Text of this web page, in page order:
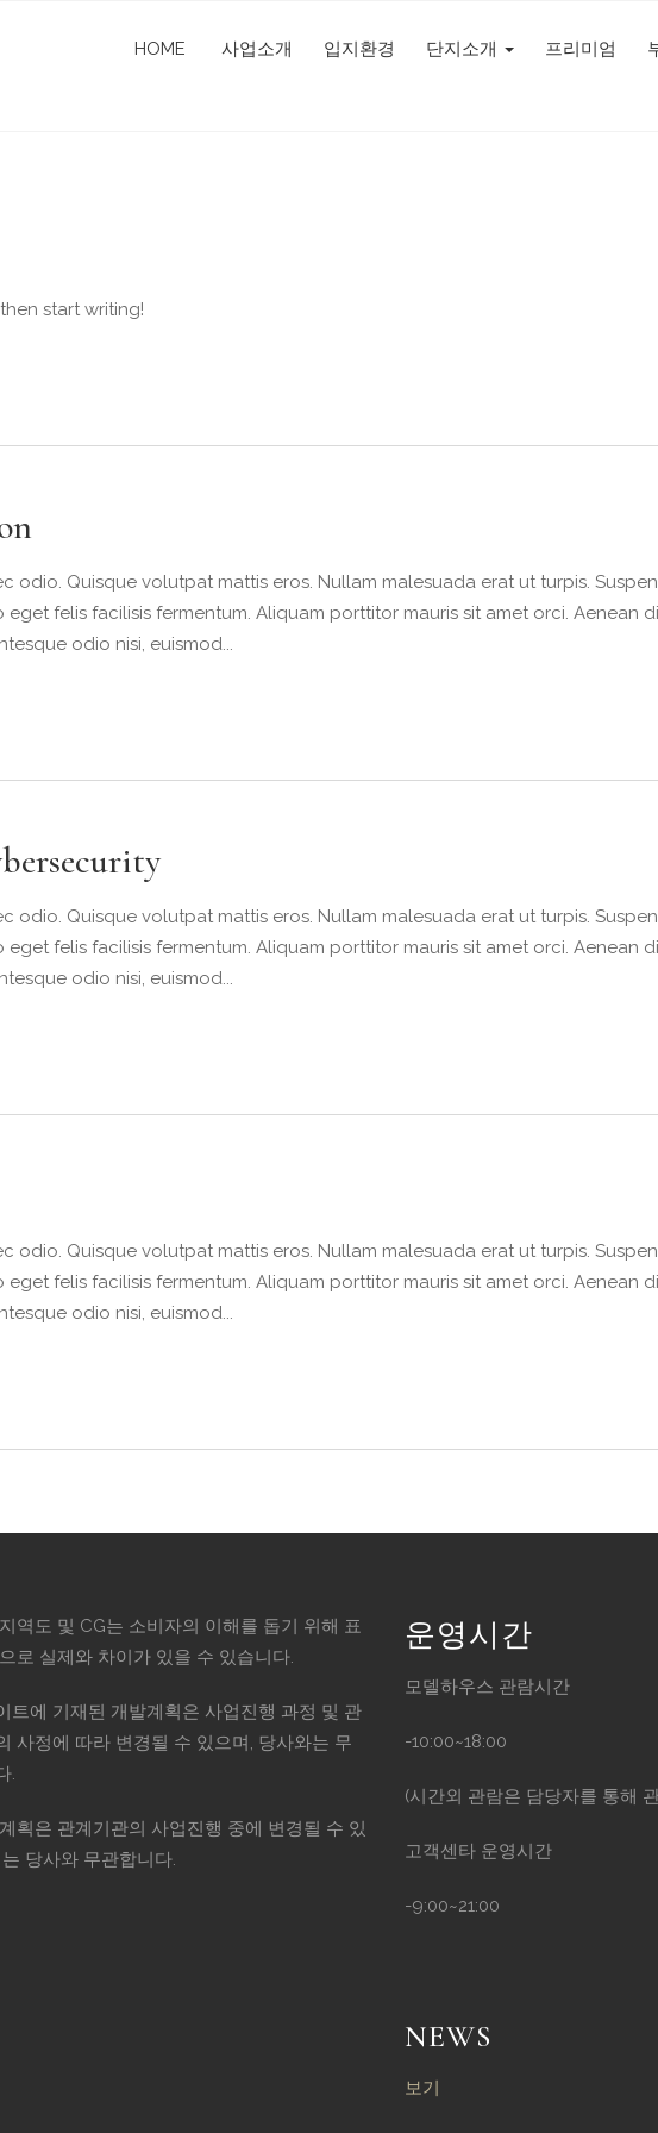
HOME 사업소개 입지환경 단지소개 프리미엄
start writing!
Quisque volutpat mattis eros. Nullam malesuada erat ut turpis.
felis facilisis fermentum. Aliquam porttitor mauris sit amet orci. Aenean
odio nisi, euismod...
Quisque volutpat mattis eros. Nullam malesuada erat ut turpis.
felis facilisis fermentum. Aliquam porttitor mauris sit amet orci. Aenean
odio nisi, euismod...
Quisque volutpat mattis eros. Nullam malesuada erat ut turpis.
felis facilisis fermentum. Aliquam porttitor mauris sit amet orci. Aenean
odio nisi, euismod...
역도 및 CG는 소비자의 이해를 돕기 위해 표
로 실제와 차이가 있을 수 있습니다.
트에 기재된 개발계획은 사업진행 과정 및 관
사정에 따라 변경될 수 있으며, 당사와는 무
.
획은 관계기관의 사업진행 중에 변경될 수 있
당사와 무관합니다.
운영시간
모델하우스 관람시간
-10:00~18:00
(시간외 관람은 담당자를 통해
고객센타 운영시간
-9:00~21:00
NEWS
보기